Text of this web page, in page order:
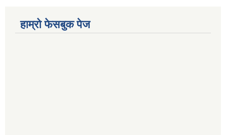
हाम्रो फेसबुक पेज